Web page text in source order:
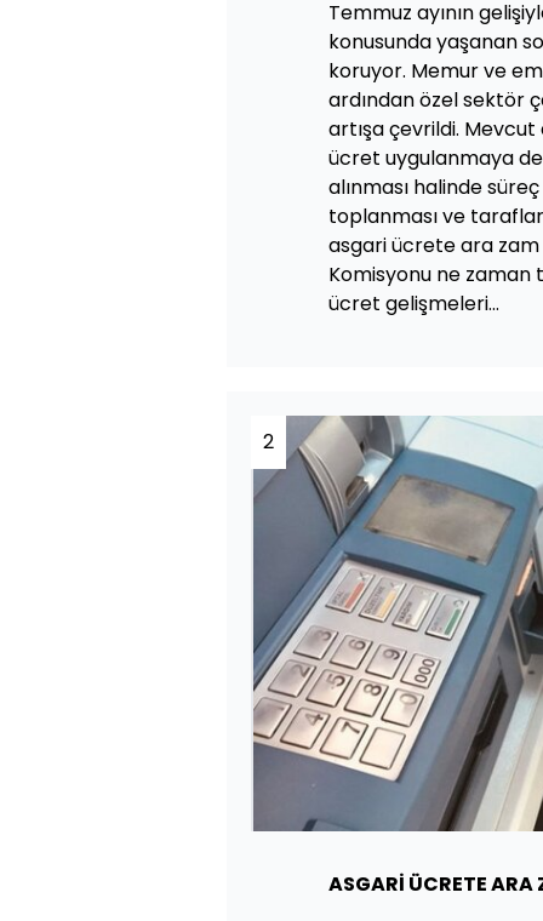
Temmuz ayının
konusunda yaşanan
koruyor. Memur ve
ardından özel sektör
artışa çevrildi. Mevcut
ücret uygulanmaya
alınması halinde
toplanması ve
asgari ücrete ara
Komisyonu ne
ücret gelişmeleri...
2
ASGARİ ÜCRETE ARA